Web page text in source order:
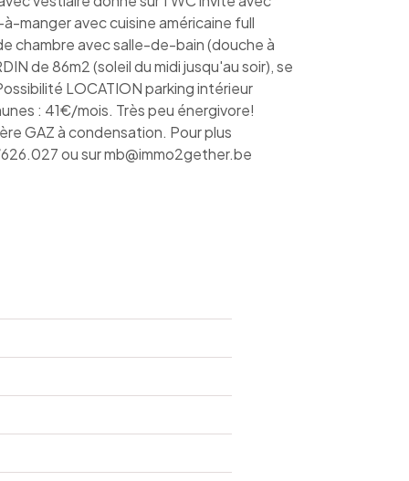
manger avec cuisine américaine full
chambre avec salle-de-bain (douche à
de 86m2 (soleil du midi jusqu'au soir), se
LOCATION parking intérieur
: 41€/mois. Très peu énergivore!
GAZ à condensation. Pour plus
ou sur mb@immo2gether.be